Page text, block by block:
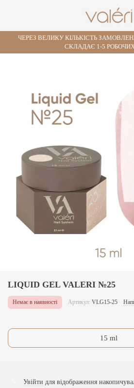
ЧЕРЕЗ ВЕЛИКУ КІЛЬКІСТЬ
СКЛАДАЄ 1-5
LIQUID GEL VALERI №25
Немає в наявності Артикул: VLG15-25
15 ml
Увійти для відображення